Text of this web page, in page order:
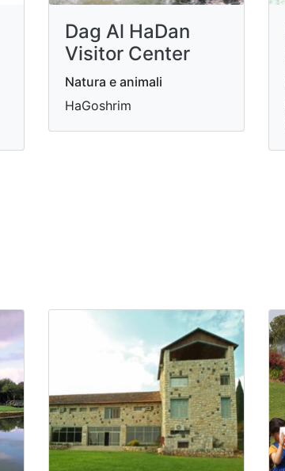
Dag Al HaDan
Visitor Center
Natura e animali
HaGoshrim